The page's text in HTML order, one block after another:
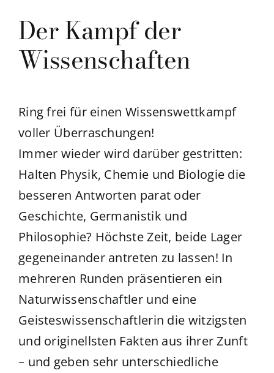
Der Kampf der
Wissenschaften
Ring frei für einen Wissenswettkampf
voller Überraschungen!
Immer wieder wird darüber gestritten:
Halten Physik, Chemie und Biologie die
besseren Antworten parat oder
Geschichte, Germanistik und
Philosophie? Höchste Zeit, beide Lager
gegeneinander antreten zu lassen! In
mehreren Runden präsentieren ein
Naturwissenschaftler und eine
Geisteswissenschaftlerin die witzigsten
und originellsten Fakten aus ihrer Zunft
– und geben sehr unterschiedliche